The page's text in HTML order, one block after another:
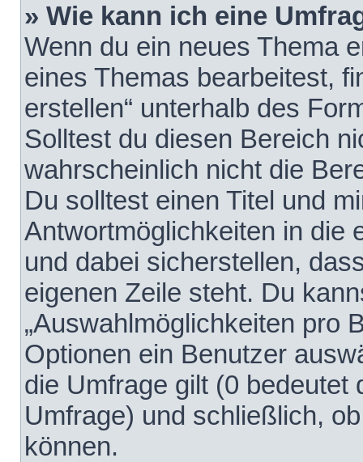
» Wie kann ich eine
Wenn du ein neues Thema
eines Themas bearbeitest,
erstellen“ unterhalb des
Solltest du diesen Bereich
wahrscheinlich nicht die
Du solltest einen Titel und
Antwortmöglichkeiten in die
und dabei sicherstellen,
eigenen Zeile steht. Du
„Auswahlmöglichkeiten pro
Optionen ein Benutzer
die Umfrage gilt (0 bedeutet
Umfrage) und schließlich,
können.